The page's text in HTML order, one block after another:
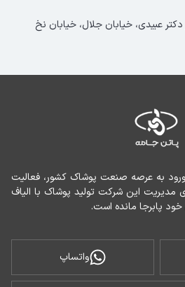
پابرجا مانده است.
واتساپ
دکتر عبیدی، خیابان جلال، خیابان نخ